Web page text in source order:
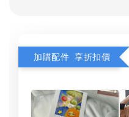
加購配件 享折扣價